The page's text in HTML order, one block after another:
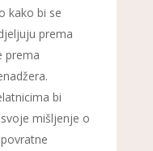
kako bi se
prema
prema
bi
mišljenje o